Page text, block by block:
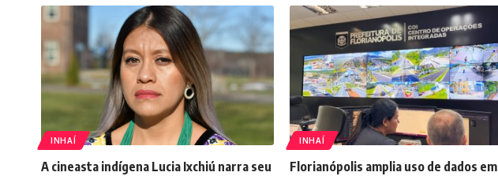
INHAÍ
A cineasta indígena Lucia Ixchiú narra seu
INHAÍ
Florianópolis amplia uso de dados em